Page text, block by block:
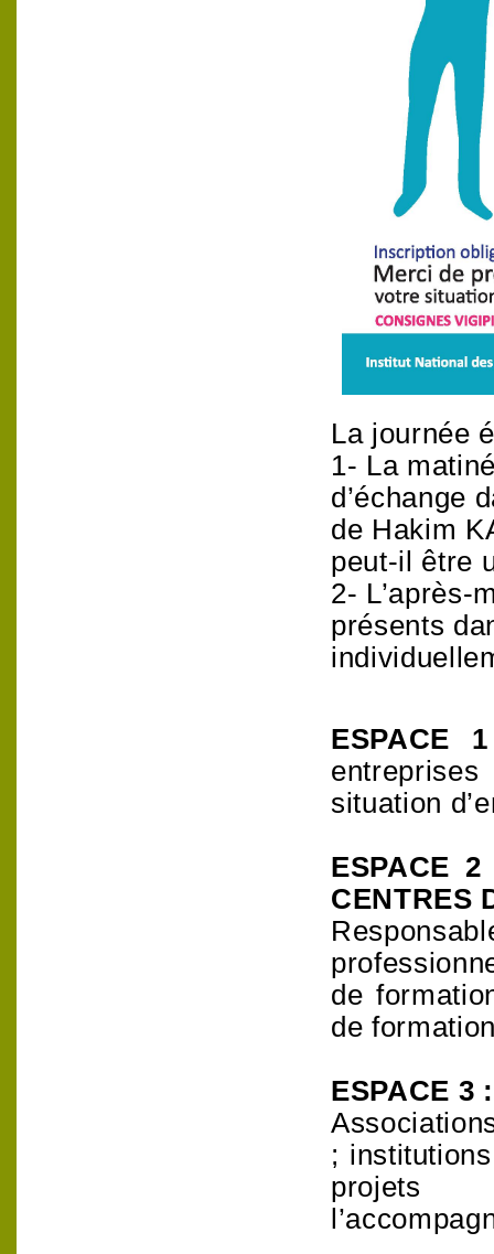
La journée
1- La
d’échange
de Hakim
peut-il être
2- L’après-
présents
ESPACE
situation
ESPACE
CENTRES
de
de
ESPACE 3
;
projets